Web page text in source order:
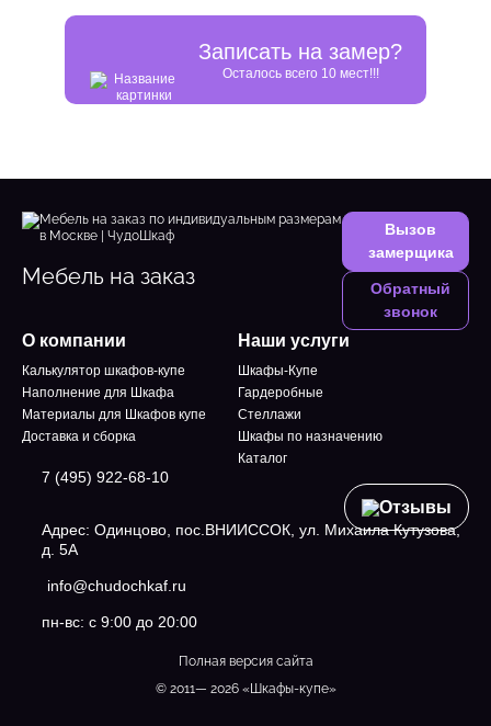
Записать на замер?
Осталось всего 10 мест!!!
Мебель на заказ
Вызов
замерщика
Обратный
звонок
О компании
Калькулятор шкафов-купе
Наполнение для Шкафа
Материалы для Шкафов купе
Доставка и сборка
Отзывы
Наши услуги
Шкафы-Купе
Гардеробные
Стеллажи
Шкафы по назначению
Каталог
7 (495) 922-68-10
Адрес: Одинцово, пос.ВНИИССОК, ул. Михаила Кутузова,
д. 5А
info@chudochkaf.ru
пн-вс: с 9:00 до 20:00
Полная версия сайта
© 2011— 2026 «Шкафы-купе»